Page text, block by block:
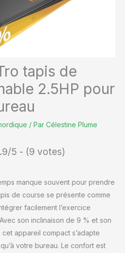
tapis de
2.5HP pour
/ Par Célestine Plume
5 - (9 votes)
manque souvent pour prendre
de course se présente comme
facilement l’exercice
son inclinaison de 9 % et son
appareil compact s’adapte
votre bureau. Le confort est